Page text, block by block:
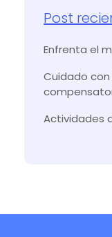
Post
Enfrenta el
Cuidado
Actividades